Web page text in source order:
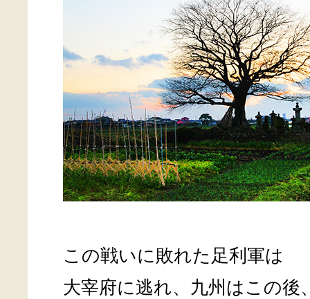
この戦いに敗れた足利軍は
大宰府に逃れ、九州はこの後